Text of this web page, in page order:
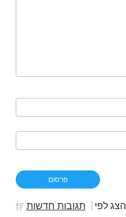
הצג לפי תגובות חדשות